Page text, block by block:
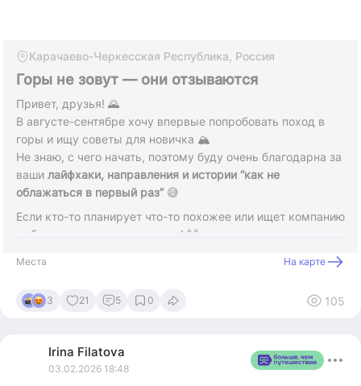
Карачаево-Черкесская Республика, Россия
Горы не зовут — они отзываются
Привет, друзья! 🌄
В августе-сентябре хочу впервые попробовать поход в
горы и ищу советы для новичка 🏔️
Не знаю, с чего начать, поэтому буду очень благодарна за
ваши лайфхаки, направления и истории “как не
облажаться в первый раз” 😅
Если кто-то планирует что-то похожее или ищет компанию
— буду рада присоединиться! 🙌
Спасибо заранее, ребята, любые советы и истории очень
Места На карте
3 21 5 0 105
Irina Filatova
03.02.2026 18:48